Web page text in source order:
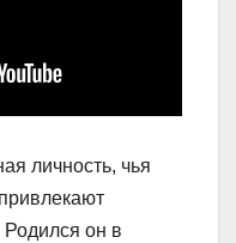
личность, чья
он в